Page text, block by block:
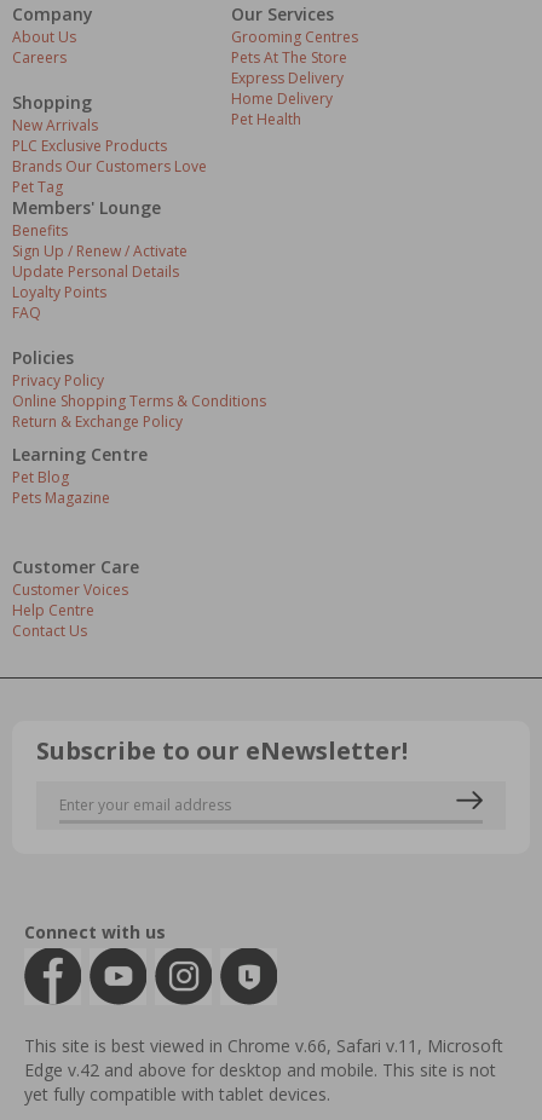
Company
About Us
Careers
Shopping
New Arrivals
PLC Exclusive Products
Brands Our Customers Love
Pet Tag
Our Services
Grooming Centres
Pets At The Store
Express Delivery
Home Delivery
Pet Health
Members' Lounge
Benefits
Sign Up / Renew / Activate
Update Personal Details
Loyalty Points
FAQ
Policies
Privacy Policy
Online Shopping Terms & Conditions
Return & Exchange Policy
Learning Centre
Pet Blog
Pets Magazine
Customer Care
Customer Voices
Help Centre
Contact Us
Subscribe to our eNewsletter!
Connect with us
This site is best viewed in Chrome v.66, Safari v.11, Microsoft
Edge v.42 and above for desktop and mobile. This site is not
yet fully compatible with tablet devices.